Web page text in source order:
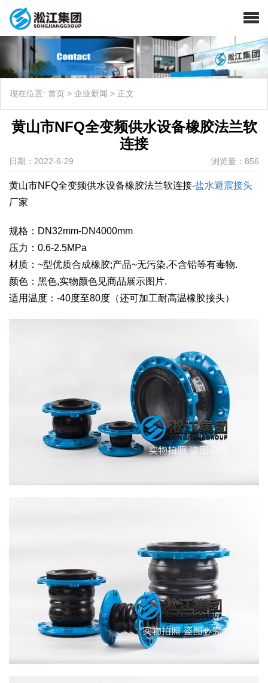
现在位置: 首页 > 企业新闻 > 正文
黄山市NFQ全变频供水设备橡胶法兰软
连接
日期：2022-6-29 浏览量：856
黄山市NFQ全变频供水设备橡胶法兰软连接-盐水避震接头
厂家
规格：DN32mm-DN4000mm
压力：0.6-2.5MPa
材质：~型优质合成橡胶;产品~无污染,不含铅等有毒物.
颜色：黑色,实物颜色见商品展示图片.
适用温度：-40度至80度（还可加工耐高温橡胶接头）